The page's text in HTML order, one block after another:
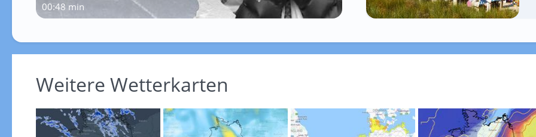
00:48 min
Weitere Wetterkarten